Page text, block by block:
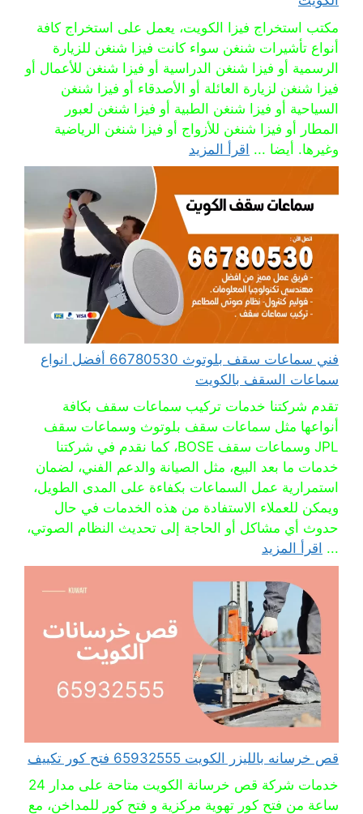
مكتب استخراج فيزا الكويت، يعمل على استخراج كافة
أنواع تأشيرات شنغن سواء كانت فيزا شنغن للزيارة
الرسمية أو فيزا شنغن الدراسية أو فيزا شنغن للأعمال أو
فيزا شنغن لزيارة العائلة أو الأصدقاء أو فيزا شنغن
السياحية أو فيزا شنغن الطبية أو فيزا شنغن لعبور
المطار أو فيزا شنغن للأزواج أو فيزا شنغن الرياضية
وغيرها. أيضا ... اقرأ المزيد
فني سماعات سقف بلوتوث 66780530 أفضل انواع
سماعات السقف بالكويت
تقدم شركتنا خدمات تركيب سماعات سقف بكافة
أنواعها مثل سماعات سقف بلوتوث وسماعات سقف
JPL وسماعات سقف BOSE، كما نقدم في شركتنا
خدمات ما بعد البيع، مثل الصيانة والدعم الفني، لضمان
استمرارية عمل السماعات بكفاءة على المدى الطويل،
ويمكن للعملاء الاستفادة من هذه الخدمات في حال
حدوث أي مشاكل أو الحاجة إلى تحديث النظام الصوتي،
... اقرأ المزيد
قص خرسانه بالليزر الكويت 65932555 فتح كور تكييف
خدمات شركة قص خرسانة الكويت متاحة على مدار 24
ساعة من فتح كور تهوية مركزية و فتح كور للمداخن، مع